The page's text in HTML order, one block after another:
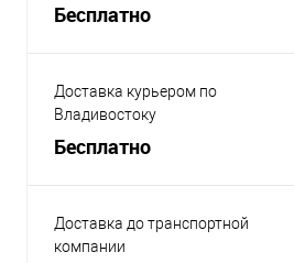
Бесплатно
Доставка курьером по
Владивостоку
Бесплатно
Доставка до транспортной
компании